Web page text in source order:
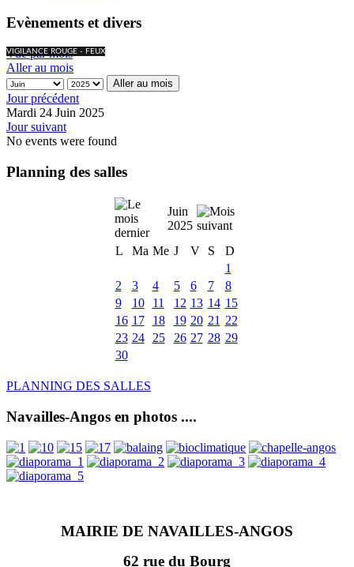
Evènements et divers
VIGILANCE ROUGE - FEUX
Vue par mois
Aller au mois
Aller au mois
Jour précédent
Mardi 24 Juin 2025
Jour suivant
No events were found
Planning des salles
Juin
2025
L
Ma Me J V S
D
1
2
3 4 5 6 7
8
9
10 11 12 13 14 15
16 17 18 19 20 21 22
23 24 25 26 27 28 29
30
PLANNING DES SALLES
Navailles-Angos en photos ....
MAIRIE DE NAVAILLES-ANGOS
62 rue du Bourg